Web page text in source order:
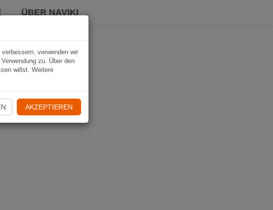
ÜBER NAVIKI
verwenden wir
zu. Über den
willst. Weitere
AKZEPTIEREN